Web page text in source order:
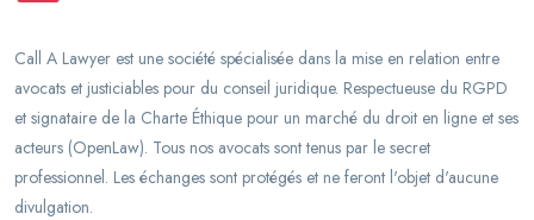
Call A Lawyer est une société spécialisée dans la mise en relation entre
avocats et justiciables pour du conseil juridique. Respectueuse du RGPD
et signataire de la Charte Éthique pour un marché du droit en ligne et ses
acteurs (OpenLaw). Tous nos avocats sont tenus par le secret
professionnel. Les échanges sont protégés et ne feront l'objet d'aucune
divulgation.